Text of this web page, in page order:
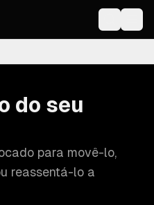
do seu
para movê-lo,
reassentá-lo a